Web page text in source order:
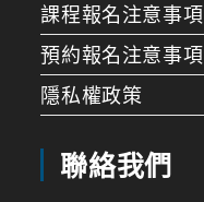
課程報名注意事項
預約報名注意事項
隱私權政策
聯絡我們